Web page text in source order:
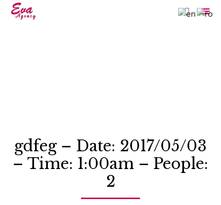

gdfeg – Date: 2017/05/03
– Time: 1:00am – People:
2